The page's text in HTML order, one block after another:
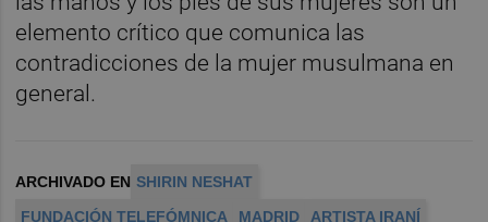
elemento crítico que comunica las
contradicciones de la mujer musulmana en
general.
ARCHIVADO EN SHIRIN NESHAT
FUNDACIÓN TELEFÓMNICA
MADRID ARTISTA IRANÍ